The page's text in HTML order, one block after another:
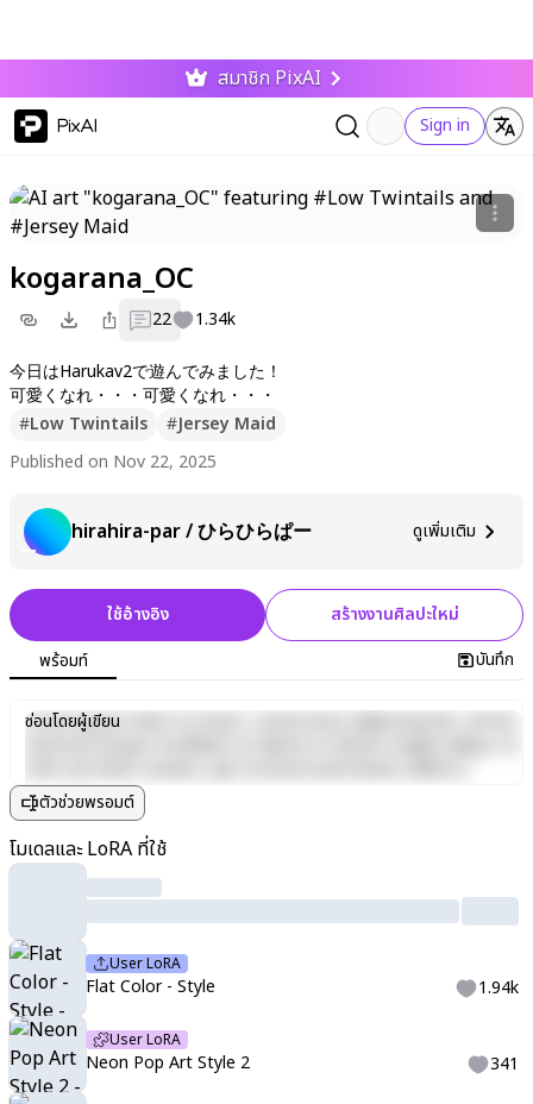
สมาชิก PixAI
PixAI Sign in
kogarana_OC
22 1.34k
今日はHarukav2で遊んでみました！
可愛くなれ・・・可愛くなれ・・・
#Low Twintails #Jersey Maid
Published on Nov 22, 2025
hirahira-par / ひらひらぱー ดูเพิ่มเติม
ใช้อ้างอิง
สร้างงานศิลปะใหม่
พร้อมท์
บันทึก
Lorem ipsum dolor sit amet, consectetur adipiscing elit, sed do
laboris nisi ut aliquip ex ea commodo consequat. Duis aute irure
dolor in reprehenderit in voluptate velit esse cillum dolore eu
fugiat nulla pariatur. Excepteur sint occaecat cupidatat non
proident, sunt in culpa qui officia deserunt mollit anim id est
ซ่อนโดยผู้เขียน
ตัวช่วยพรอมต์
โมเดลและ LoRA ที่ใช้
User LoRA
Flat Color - Style 1.94k
User LoRA
Neon Pop Art Style 2 341